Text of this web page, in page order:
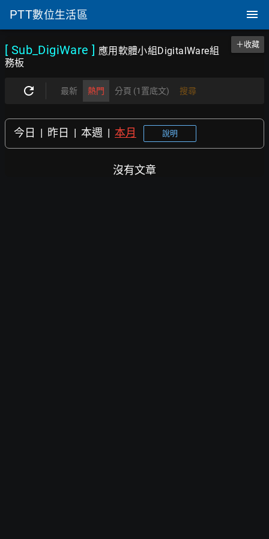
PTT數位生活區
[ Sub_DigiWare ] 應用軟體小組DigitalWare組
務板
＋收藏
最新 熱門 分頁 (1置底文) 搜尋
今日 | 昨日 | 本週 | 本月 說明
沒有文章